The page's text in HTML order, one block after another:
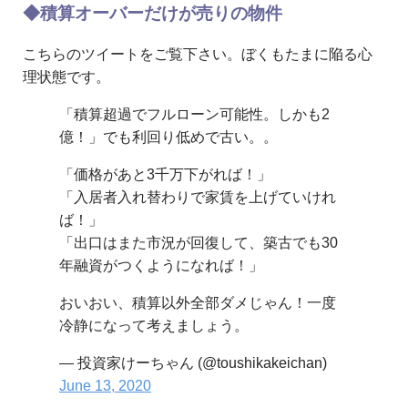
◆積算オーバーだけが売りの物件
こちらのツイートをご覧下さい。ぼくもたまに陥る心
理状態です。
「積算超過でフルローン可能性。しかも2
億！」でも利回り低めで古い。。
「価格があと3千万下がれば！」
「入居者入れ替わりで家賃を上げていけれ
ば！」
「出口はまた市況が回復して、築古でも30
年融資がつくようになれば！」
おいおい、積算以外全部ダメじゃん！一度
冷静になって考えましょう。
— 投資家けーちゃん (@toushikakeichan)
June 13, 2020